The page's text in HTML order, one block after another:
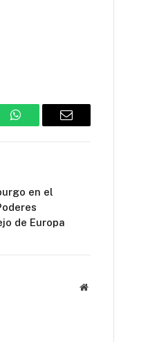
WhatsAppEmail
en el
de Europa
Website